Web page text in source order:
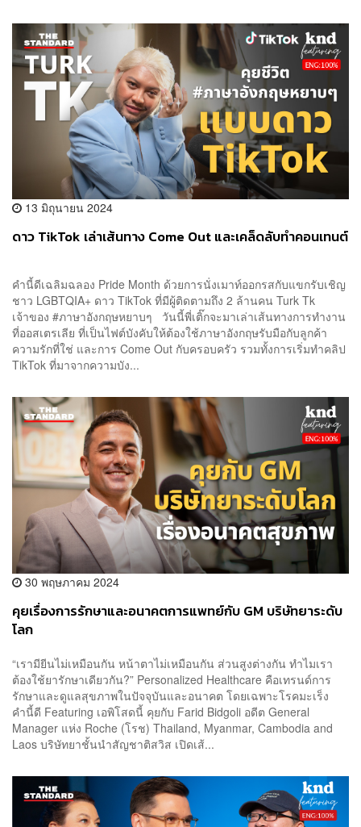
13 มิถุนายน 2024
ดาว TikTok เล่าเส้นทาง Come Out และเคล็ดลับทำคอนเทนต์
คำนี้ดีเฉลิมฉลอง Pride Month ด้วยการนั่งเมาท์ออกรสกับแขกรับเชิญ
ชาว LGBTQIA+ ดาว TikTok ที่มีผู้ติดตามถึง 2 ล้านคน Turk Tk
เจ้าของ #ภาษาอังกฤษหยาบๆ วันนี้พี่เติ๊กจะมาเล่าเส้นทางการทำงาน
ที่ออสเตรเลีย ที่เป็นไฟต์บังคับให้ต้องใช้ภาษาอังกฤษรับมือกับลูกค้า
ความรักที่ใช่ และการ Come Out กับครอบครัว รวมทั้งการเริ่มทำคลิป
TikTok ที่มาจากความบัง...
30 พฤษภาคม 2024
คุยเรื่องการรักษาและอนาคตการแพทย์กับ GM บริษัทยาระดับ
โลก
“เรามียีนไม่เหมือนกัน หน้าตาไม่เหมือนกัน ส่วนสูงต่างกัน ทำไมเรา
ต้องใช้ยารักษาเดียวกัน?” Personalized Healthcare คือเทรนด์การ
รักษาและดูแลสุขภาพในปัจจุบันและอนาคต โดยเฉพาะโรคมะเร็ง
คำนี้ดี Featuring เอพิโสดนี้ คุยกับ Farid Bidgoli อดีต General
Manager แห่ง Roche (โรช) Thailand, Myanmar, Cambodia and
Laos บริษัทยาชั้นนำสัญชาติสวิส เปิดเส้...